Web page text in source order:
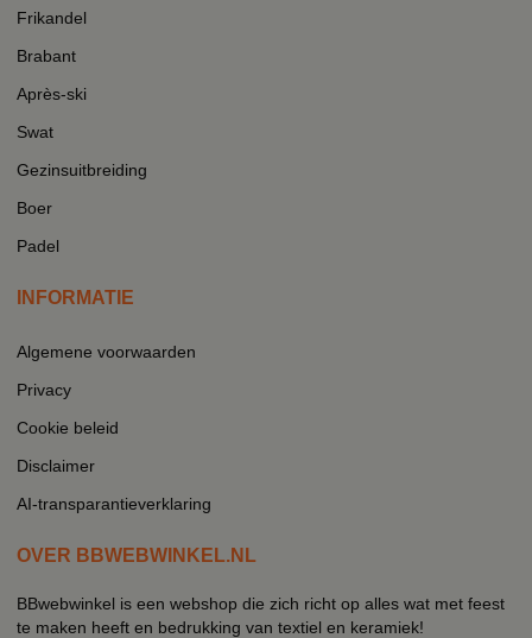
Frikandel
Brabant
Après-ski
Swat
Gezinsuitbreiding
Boer
Padel
INFORMATIE
Algemene voorwaarden
Privacy
Cookie beleid
Disclaimer
AI-transparantieverklaring
OVER BBWEBWINKEL.NL
BBwebwinkel is een webshop die zich richt op alles wat met feest
te maken heeft en bedrukking van textiel en keramiek!